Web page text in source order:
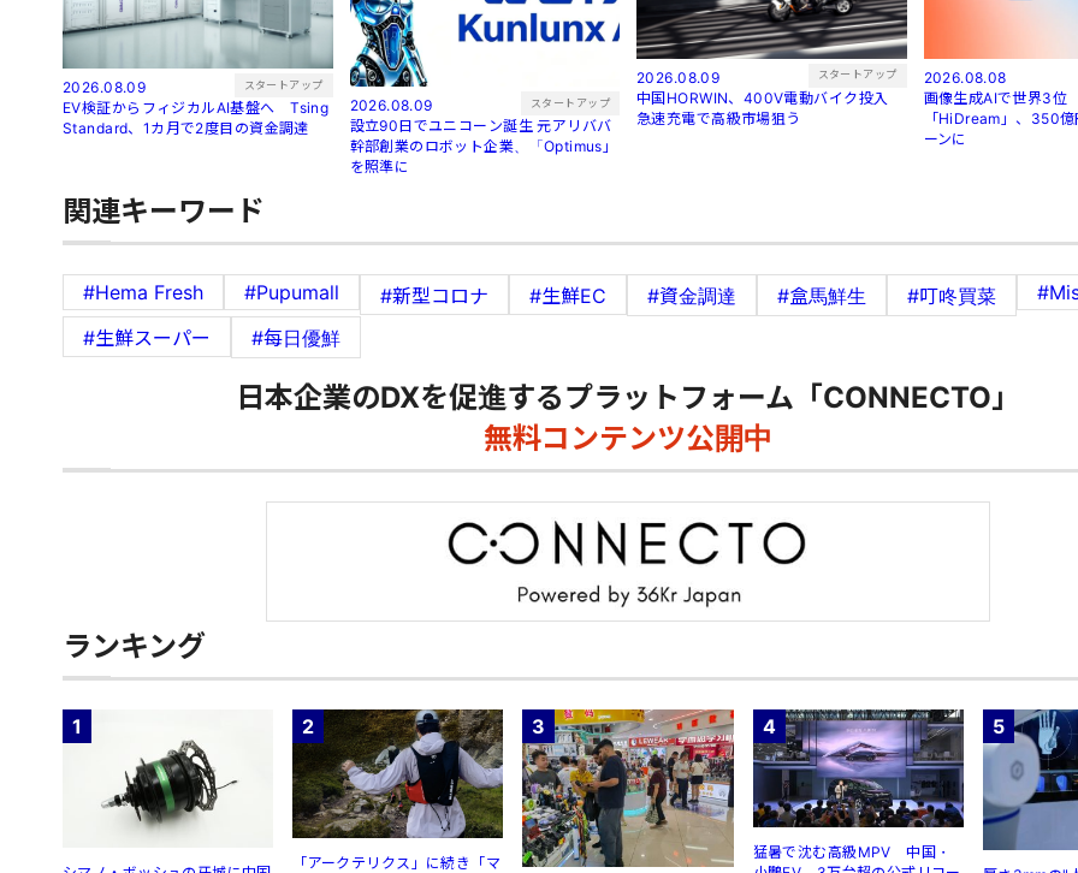
2026.08.09 スタートアップ
EV検証からフィジカルAI基盤へ Tsing
Standard、1カ月で2度目の資金調達
2026.08.09 スタートアップ
設立90日でユニコーン誕生 元アリババ
幹部創業のロボット企業、「Optimus」
を照準に
2026.08.09 スタートアップ
中国HORWIN、400V電動バイク投入
急速充電で高級市場狙う
2026.08.08
画像生成AIで世界3
「HiDream」、350
ーンに
関連キーワード
#Hema Fresh #Pupumall #新型コロナ #生鮮EC #資金調達 #盒馬鮮生 #叮咚買菜
#生鮮スーパー
#每日優鮮
日本企業のDXを促進するプラットフォーム「CONNECTO」
無料コンテンツ公開中
ランキング
1 2
「アークテリクス」に続き「マ
3 4
猛暑で沈む高級MPV 中国・
5